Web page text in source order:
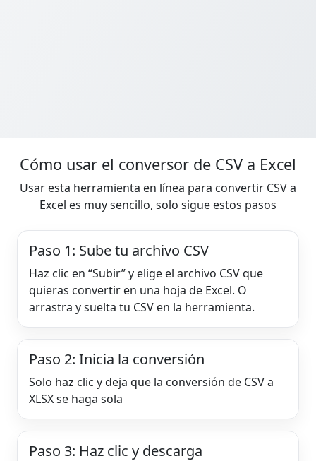
Cómo usar el conversor de CSV a Excel
Usar esta herramienta en línea para convertir CSV a
Excel es muy sencillo, solo sigue estos pasos
Paso 1: Sube tu archivo CSV
Haz clic en “Subir” y elige el archivo CSV que
quieras convertir en una hoja de Excel. O
arrastra y suelta tu CSV en la herramienta.
Paso 2: Inicia la conversión
Solo haz clic y deja que la conversión de CSV a
XLSX se haga sola
Paso 3: Haz clic y descarga